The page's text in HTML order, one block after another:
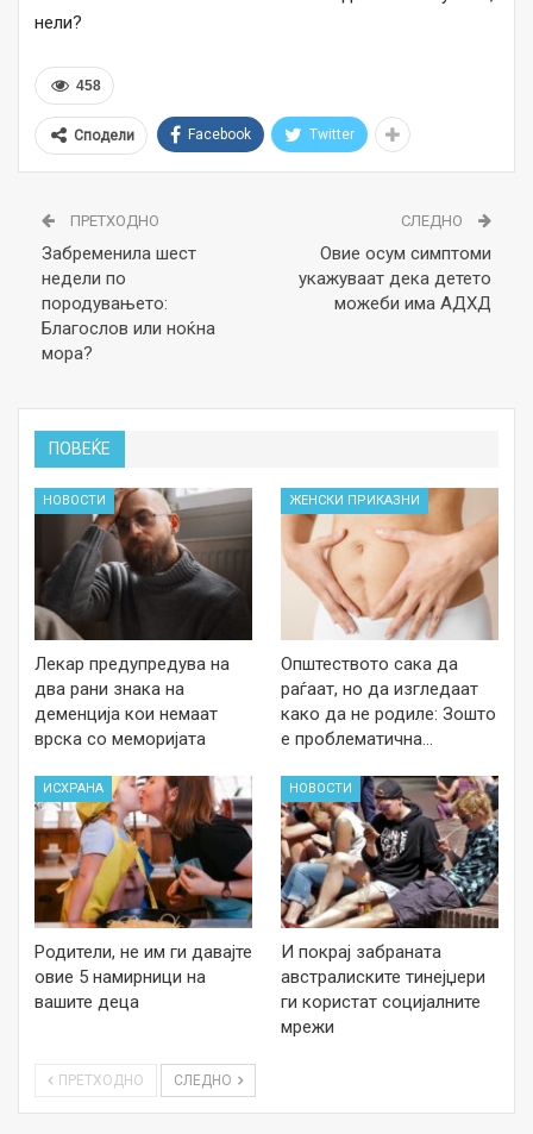
нели?
458
Сподели Facebook Twitter
ПРЕТХОДНО
Забременила шест
недели по
породувањето:
Благослов или ноќна
мора?
СЛЕДНО
Овие осум симптоми
укажуваат дека детето
можеби има АДХД
ПОВЕЌЕ
НОВОСТИ
Лекар предупредува на
два рани знака на
деменција кои немаат
врска со меморијата
ЖЕНСКИ ПРИКАЗНИ
Општеството сака да
раѓаат, но да изгледаат
како да не родиле: Зошто
е проблематична…
ИСХРАНА
Родители, не им ги давајте
овие 5 намирници на
вашите деца
НОВОСТИ
И покрај забраната
австралиските тинејџери
ги користат социјалните
мрежи
ПРЕТХОДНО СЛЕДНО